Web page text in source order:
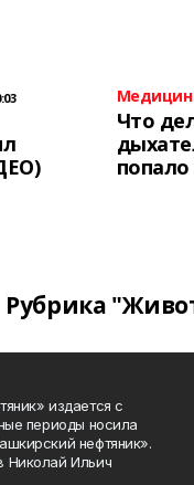
Что
Рубрика
издается с
периоды носила
нефтяник».
Николай Ильич